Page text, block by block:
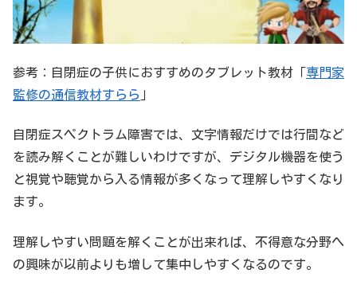
参考：自閉症の子供におすすめのタブレット教材「専門家
監修の通信教材すらら 」
自閉症スペクトラム障害では、文字情報だけでは行間など
を読み解くことが難しいわけですが、デジタル機器を使う
と視覚や聴覚から入る情報が多くなって理解しやすくなり
ます。
理解しやすい問題を解くことが出来れば、不得意な分野へ
の興味が以前よりも増して集中しやすくなるのです。